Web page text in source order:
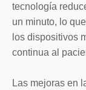
tecnología
un minuto, lo
los dispositivos
continua al
Las mejoras en